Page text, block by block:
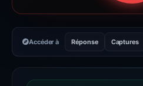
Accéder à Réponse Captures